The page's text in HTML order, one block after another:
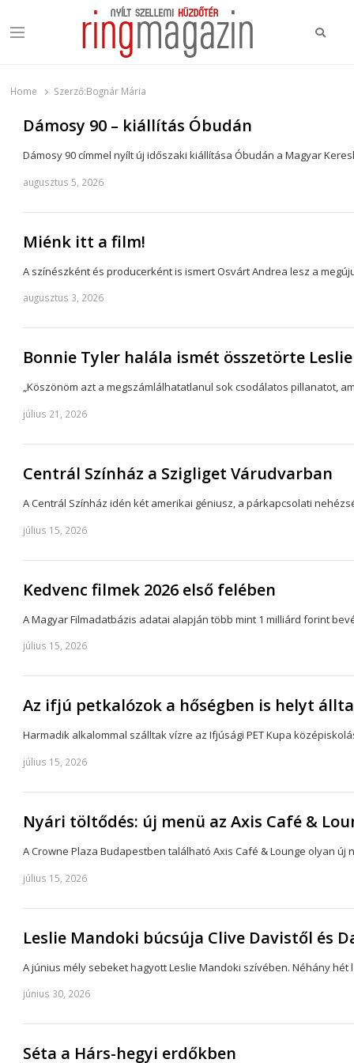
Menu
Home Szerző:Bognár Mária
Dámosy 90 – kiállítás Óbudán
Dámosy 90 címmel nyílt új időszaki kiállítása Óbudán a Magyar
augusztus 5, 2026
Miénk itt a film!
A színészként és producerként is ismert Osvárt Andrea lesz a
augusztus 3, 2026
Bonnie Tyler halála ismét összetörte
„Köszönöm azt a megszámlálhatatlanul sok csodálatos pillanatot,
július 21, 2026
Centrál Színház a Szigliget Várudvarban
A Centrál Színház idén két amerikai géniusz, a párkapcsolati
július 15, 2026
Kedvenc filmek 2026 első felében
A Magyar Filmadatbázis adatai alapján több mint 1 milliárd forint
július 15, 2026
Az ifjú petkalózok a hőségben is helyt
Harmadik alkalommal szálltak vízre az Ifjúsági PET Kupa
július 15, 2026
Nyári töltődés: új menü az Axis Café &
A Crowne Plaza Budapestben található Axis Café & Lounge olyan
július 15, 2026
Leslie Mandoki búcsúja Clive Davistől és
A június mély sebeket hagyott Leslie Mandoki szívében. Néhány
június 30, 2026
Séta a Hárs-hegyi erdőkben